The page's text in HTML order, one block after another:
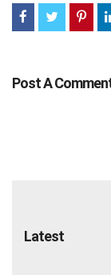
Post A
Latest